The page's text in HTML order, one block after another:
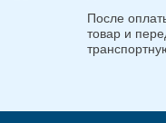
После
товар и